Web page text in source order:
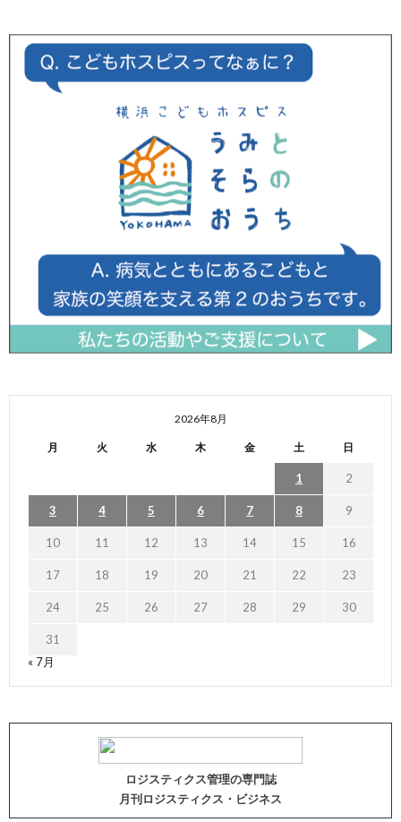
2026年8月
月 火 水 木 金 土 日
1 2
3 4 5 6 7 8 9
10 11 12 13 14 15 16
17 18 19 20 21 22 23
24 25 26 27 28 29 30
31
« 7月
ロジスティクス管理の専門誌
月刊ロジスティクス・ビジネス